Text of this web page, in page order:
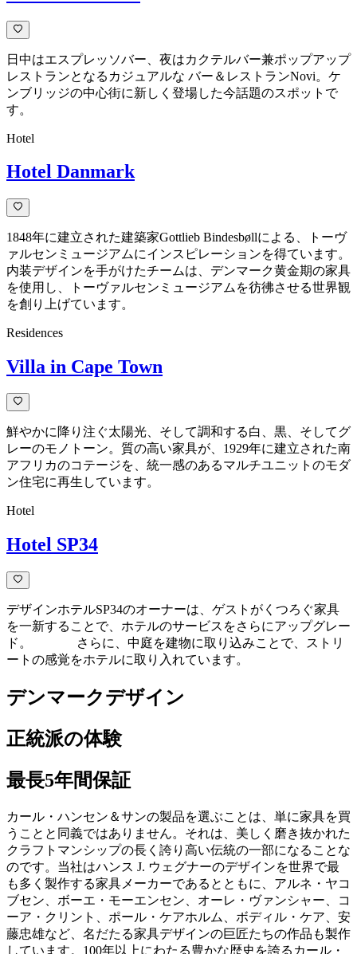
日中はエスプレッソバー、夜はカクテルバー兼ポップアップ
レストランとなるカジュアルな バー＆レストランNovi。ケ
ンブリッジの中心街に新しく登場した今話題のスポットで
す。
Hotel
Hotel Danmark
1848年に建立された建築家Gottlieb Bindesbøllによる、トーヴ
ァルセンミュージアムにインスピレーションを得ています。
内装デザインを手がけたチームは、デンマーク黄金期の家具
を使用し、トーヴァルセンミュージアムを彷彿させる世界観
を創り上げています。
Residences
Villa in Cape Town
鮮やかに降り注ぐ太陽光、そして調和する白、黒、そしてグ
レーのモノトーン。質の高い家具が、1929年に建立された南
アフリカのコテージを、統一感のあるマルチユニットのモダ
ン住宅に再生しています。
Hotel
Hotel SP34
デザインホテルSP34のオーナーは、ゲストがくつろぐ家具
を一新することで、ホテルのサービスをさらにアップグレー
ド。 さらに、中庭を建物に取り込みことで、ストリ
ートの感覚をホテルに取り入れています。
デンマークデザイン
正統派の体験
最長5年間保証
カール・ハンセン＆サンの製品を選ぶことは、単に家具を買
うことと同義ではありません。それは、美しく磨き抜かれた
クラフトマンシップの長く誇り高い伝統の一部になることな
のです。当社はハンス J. ウェグナーのデザインを世界で最
も多く製作する家具メーカーであるとともに、アルネ・ヤコ
ブセン、ボーエ・モーエンセン、オーレ・ヴァンシャー、コ
ーア・クリント、ポール・ケアホルム、ボディル・ケア、安
藤忠雄など、名だたる家具デザインの巨匠たちの作品も製作
しています。100年以上にわたる豊かな歴史を誇るカール・